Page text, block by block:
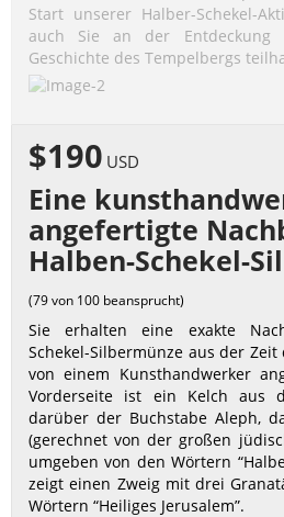
Start unserer Halber-Schekel-
auch Sie an der Entdeckung
Geschichte des Tempelbergs
$190 USD
Eine
angefertigte
Halben-Schekel-
(79 von 100 beansprucht)
Sie erhalten eine exakte
Schekel-Silbermünze aus der
von einem Kunsthandwerker
Vorderseite ist ein Kelch aus
darüber der Buchstabe Aleph,
(gerechnet von der großen
umgeben von den Wörtern
zeigt einen Zweig mit drei
Wörtern “Heiliges Jerusalem”.